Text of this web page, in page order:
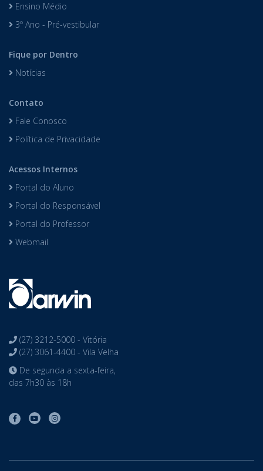
Ensino Médio
3º Ano - Pré-vestibular
Fique por Dentro
Notícias
Contato
Fale Conosco
Política de Privacidade
Acessos Internos
Portal do Aluno
Portal do Responsável
Portal do Professor
Webmail
(27) 3212-5000 - Vitória
(27) 3061-4400 - Vila Velha
De segunda a sexta-feira,
das 7h30 às 18h